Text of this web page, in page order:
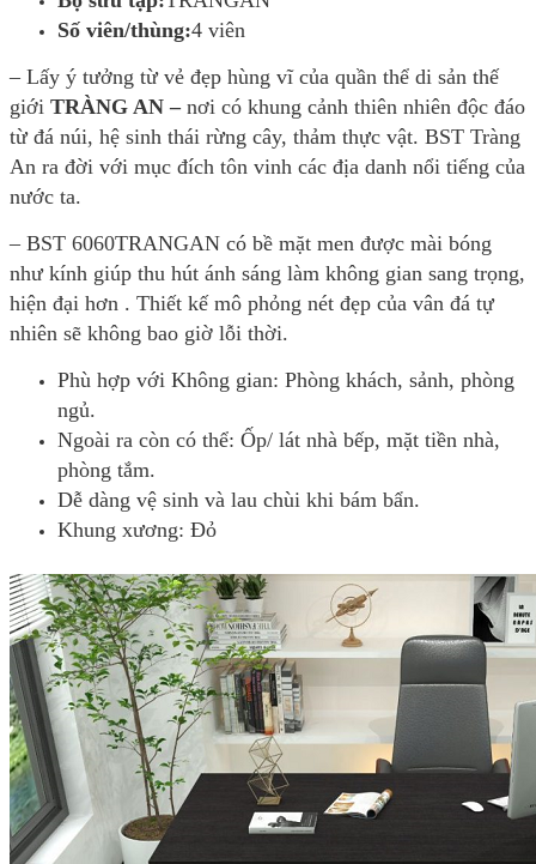
Số viên/thùng:4 viên
– Lấy ý tưởng từ vẻ đẹp hùng vĩ của quần thể di sản thế
giới TRÀNG AN – nơi có khung cảnh thiên nhiên độc đáo
từ đá núi, hệ sinh thái rừng cây, thảm thực vật. BST Tràng
An ra đời với mục đích tôn vinh các địa danh nổi tiếng của
nước ta.
– BST 6060TRANGAN có bề mặt men được mài bóng
như kính giúp thu hút ánh sáng làm không gian sang trọng,
hiện đại hơn . Thiết kế mô phỏng nét đẹp của vân đá tự
nhiên sẽ không bao giờ lỗi thời.
Phù hợp với Không gian: Phòng khách, sảnh, phòng
ngủ.
Ngoài ra còn có thể: Ốp/ lát nhà bếp, mặt tiền nhà,
phòng tắm.
Dễ dàng vệ sinh và lau chùi khi bám bẩn.
Khung xương: Đỏ